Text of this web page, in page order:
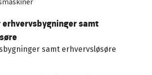
samt
samt erhvervsløsøre